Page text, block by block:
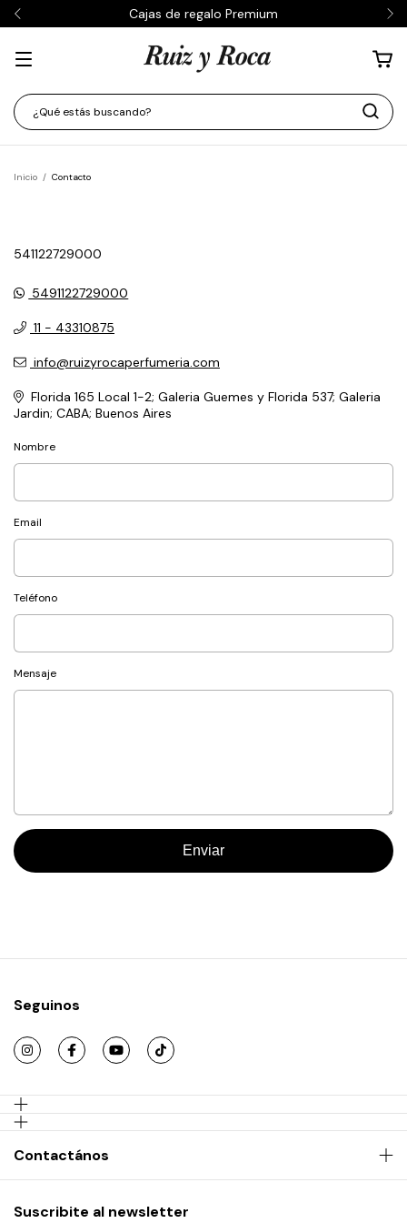
Cajas de regalo Premium
Inicio / Contacto
541122729000
5491122729000
11 - 43310875
info@ruizyrocaperfumeria.com
Florida 165 Local 1-2; Galeria Guemes y Florida 537; Galeria
Jardin; CABA; Buenos Aires
Nombre
Email
Teléfono
Mensaje
Enviar
Seguinos
Contactános
Suscribite al newsletter